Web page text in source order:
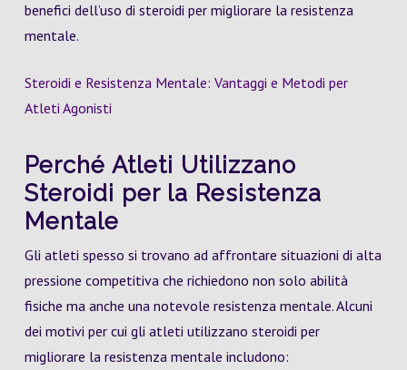
benefici dell’uso di steroidi per migliorare la resistenza
mentale.
Steroidi e Resistenza Mentale: Vantaggi e Metodi per
Atleti Agonisti
Perché Atleti Utilizzano
Steroidi per la Resistenza
Mentale
Gli atleti spesso si trovano ad affrontare situazioni di alta
pressione competitiva che richiedono non solo abilità
fisiche ma anche una notevole resistenza mentale. Alcuni
dei motivi per cui gli atleti utilizzano steroidi per
migliorare la resistenza mentale includono: